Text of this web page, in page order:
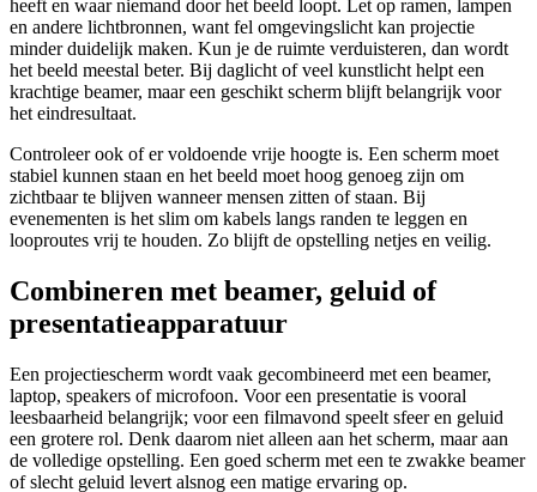
heeft en waar niemand door het beeld loopt. Let op ramen, lampen
en andere lichtbronnen, want fel omgevingslicht kan projectie
minder duidelijk maken. Kun je de ruimte verduisteren, dan wordt
het beeld meestal beter. Bij daglicht of veel kunstlicht helpt een
krachtige beamer, maar een geschikt scherm blijft belangrijk voor
het eindresultaat.
Controleer ook of er voldoende vrije hoogte is. Een scherm moet
stabiel kunnen staan en het beeld moet hoog genoeg zijn om
zichtbaar te blijven wanneer mensen zitten of staan. Bij
evenementen is het slim om kabels langs randen te leggen en
looproutes vrij te houden. Zo blijft de opstelling netjes en veilig.
Combineren met beamer, geluid of
presentatieapparatuur
Een projectiescherm wordt vaak gecombineerd met een beamer,
laptop, speakers of microfoon. Voor een presentatie is vooral
leesbaarheid belangrijk; voor een filmavond speelt sfeer en geluid
een grotere rol. Denk daarom niet alleen aan het scherm, maar aan
de volledige opstelling. Een goed scherm met een te zwakke beamer
of slecht geluid levert alsnog een matige ervaring op.